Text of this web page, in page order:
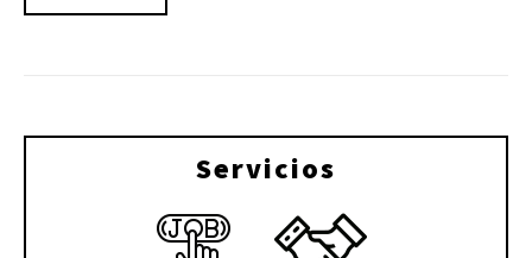
Servicios